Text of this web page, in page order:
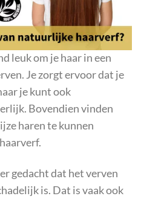
leuk om je haar in een
Je zorgt ervoor dat je
je kunt ook
Bovendien vinden
haren te kunnen
gedacht dat het verven
is. Dat is vaak ook